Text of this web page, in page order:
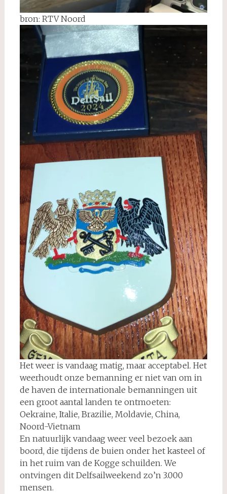
bron: RTV Noord
Het weer is vandaag matig, maar acceptabel. Het
weerhoudt onze bemanning er niet van om in
de haven de internationale bemanningen uit
een groot aantal landen te ontmoeten:
Oekraine, Italie, Brazilie, Moldavie, China,
Noord-Vietnam
En natuurlijk vandaag weer veel bezoek aan
boord, die tijdens de buien onder het kasteel of
in het ruim van de Kogge schuilden. We
ontvingen dit Delfsailweekend zo’n 3.000
mensen.